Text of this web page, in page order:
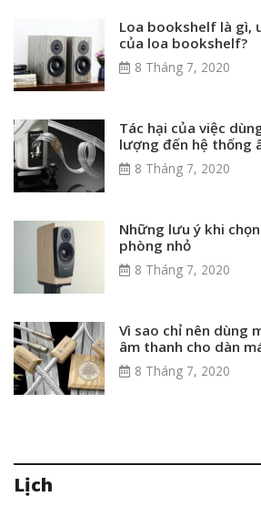
Loa bookshelf là gì,
của loa bookshelf?
8 Tháng 7, 2020
Tác hại của việc
lượng đến hệ thống
8 Tháng 7, 2020
Những lưu ý khi
phòng nhỏ
8 Tháng 7, 2020
Vì sao chỉ nên dùng
âm thanh cho dàn
8 Tháng 7, 2020
Lịch